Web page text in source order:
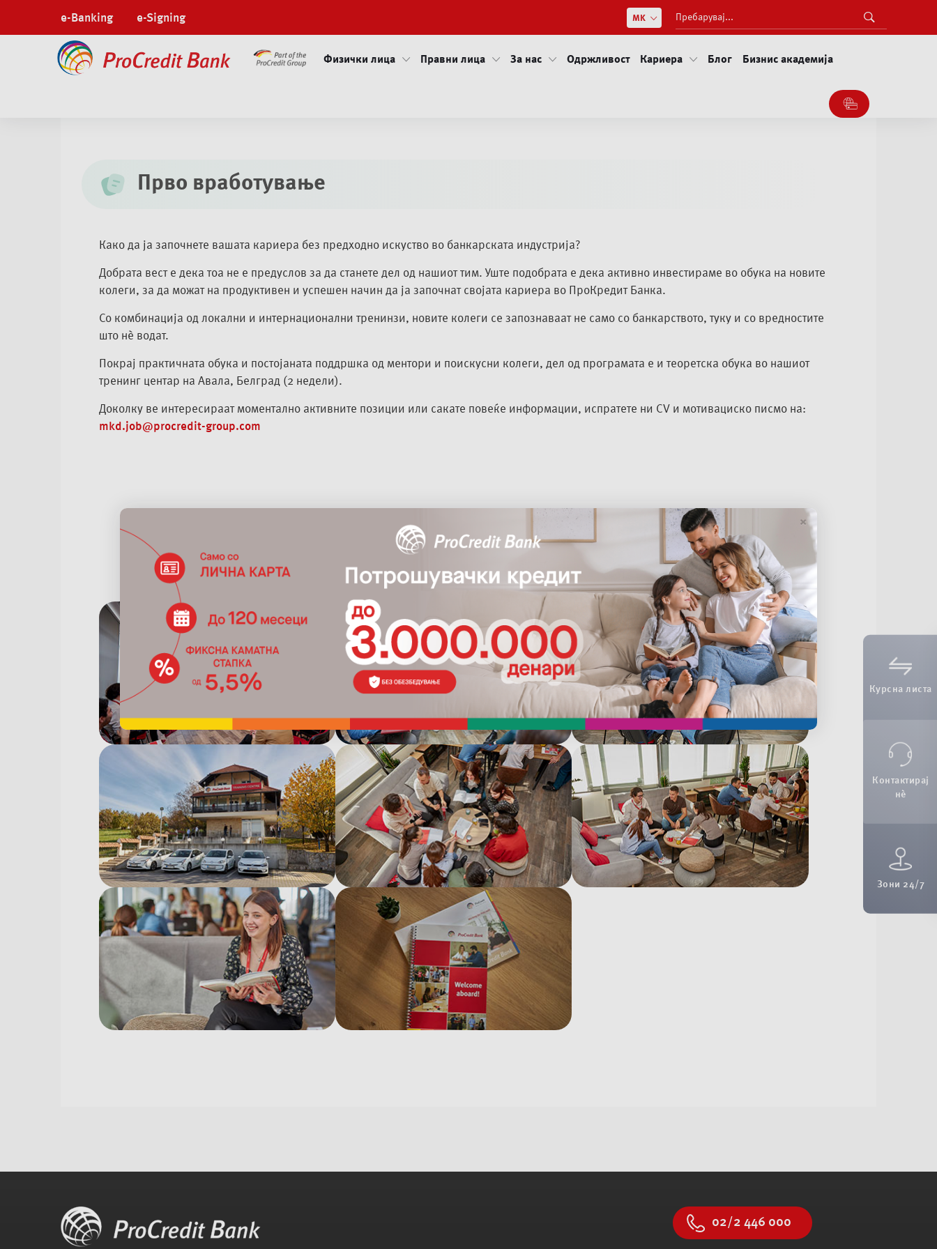
e-Banking e-Signing
Физички лица Правни лица За нас Одржливост Кариера Блог Бизнис академија
Прво вработување
Како да ја започнете вашата кариера без предходно искуство во банкарската индустрија?
Добрата вест е дека тоа не е предуслов за да станете дел од нашиот тим. Уште подобрата е дека активно инвестираме во обука на новите
колеги, за да можат на продуктивен и успешен начин да ја започнат својата кариера во ПроКредит Банка.
Со комбинација од локални и интернационални тренинзи, новите колеги се запознаваат не само со банкарството, туку и со вредностите
што нè водат.
Покрај практичната обука и постојаната поддршка од ментори и поискусни колеги, дел од програмата е и теоретска обука во нашиот
тренинг центар на Авала, Белград (2 недели).
Доколку ве интересираат моментално активните позиции или сакате повеќе информации, испратете ни CV и мотивациско писмо на:
mkd.job@procredit-group.com
Курсна листа
Контактирај
нè
Зони 24/7
02/2 446 000
×